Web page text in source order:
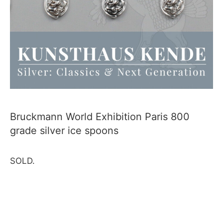
Bruckmann World Exhibition Paris 800
grade silver ice spoons
SOLD.